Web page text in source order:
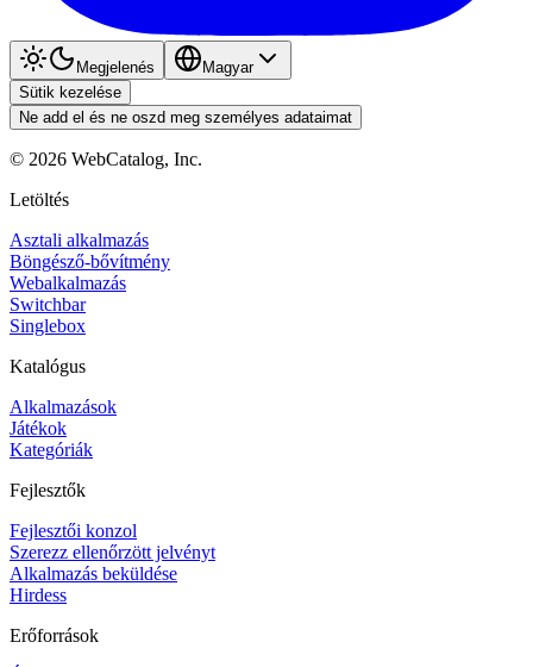
Megjelenés
Magyar
Sütik kezelése
Ne add el és ne oszd meg személyes adataimat
© 2026 WebCatalog, Inc.
Letöltés
Asztali alkalmazás
Böngésző-bővítmény
Webalkalmazás
Switchbar
Singlebox
Katalógus
Alkalmazások
Játékok
Kategóriák
Fejlesztők
Fejlesztői konzol
Szerezz ellenőrzött jelvényt
Alkalmazás beküldése
Hirdess
Erőforrások